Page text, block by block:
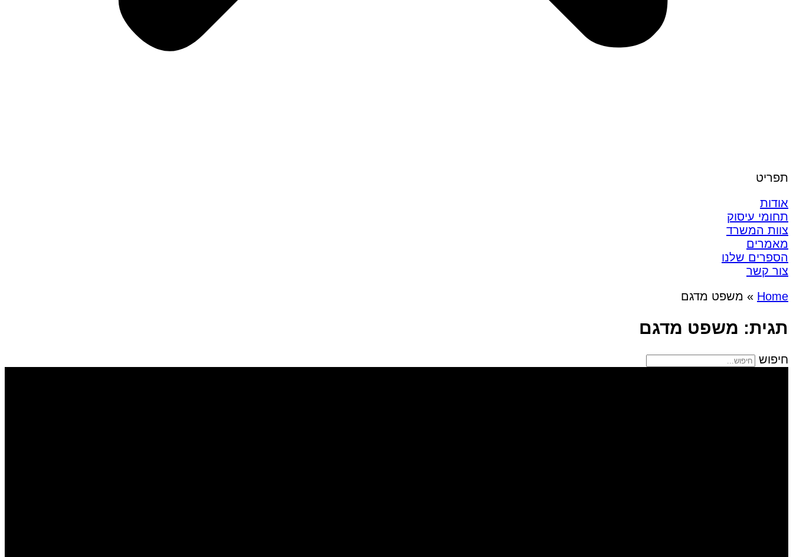
תפריט
אודות
תחומי עיסוק
צוות המשרד
מאמרים
הספרים שלנו
צור קשר
Home
» משפט מדגם
תגית: משפט מדגם
חיפוש